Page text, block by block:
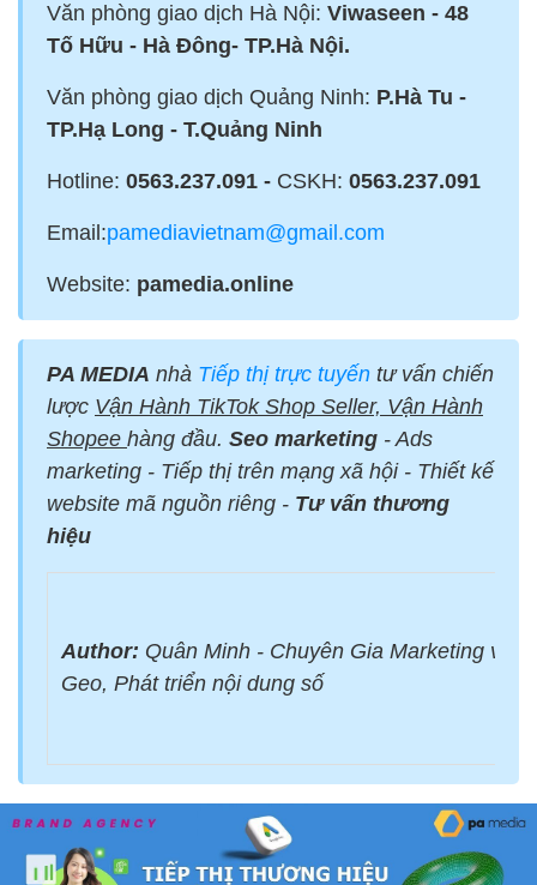
Văn phòng giao dịch Hà Nội: Viwaseen - 48
Tố Hữu - Hà Đông- TP.Hà Nội.
Văn phòng giao dịch Quảng Ninh: P.Hà Tu -
TP.Hạ Long - T.Quảng Ninh
Hotline: 0563.237.091 - CSKH: 0563.237.091
Email:pamediavietnam@gmail.com
Website: pamedia.online
PA MEDIA nhà Tiếp thị trực tuyến tư vấn chiến
lược Vận Hành TikTok Shop Seller, Vận Hành
Shopee hàng đầu. Seo marketing - Ads
marketing - Tiếp thị trên mạng xã hội - Thiết kế
website mã nguồn riêng - Tư vấn thương
hiệu
Author: Quân Minh - Chuyên Gia Marketing với
Geo, Phát triển nội dung số